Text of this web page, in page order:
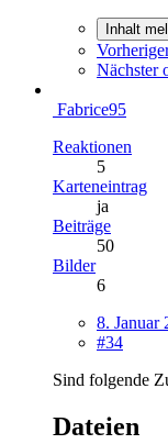
Inhalt
Nächster
Fabrice95
Reaktionen
5
Karteneintrag
ja
Beiträge
50
Bilder
6
8. Januar
#34
Sind folgende
Dateien